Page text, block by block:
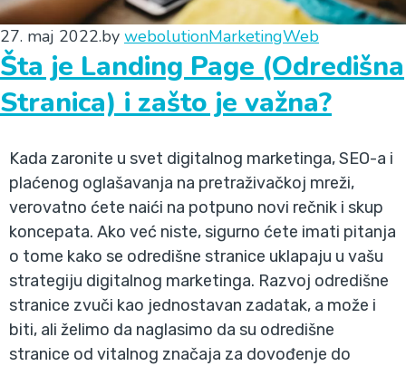
27. maj 2022.by webolutionMarketingWeb
Šta je Landing Page (Odredišna
Stranica) i zašto je važna?
Kada zaronite u svet digitalnog marketinga, SEO-a i
plaćenog oglašavanja na pretraživačkoj mreži,
verovatno ćete naići na potpuno novi rečnik i skup
koncepata. Ako već niste, sigurno ćete imati pitanja
o tome kako se odredišne stranice uklapaju u vašu
strategiju digitalnog marketinga. Razvoj odredišne
stranice zvuči kao jednostavan zadatak, a može i
biti, ali želimo da naglasimo da su odredišne
stranice od vitalnog značaja za dovođenje do